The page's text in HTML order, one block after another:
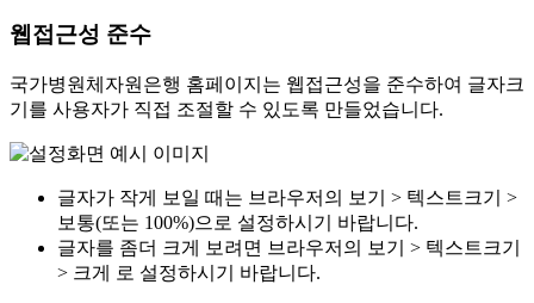
웹접근성 준수
국가병원체자원은행 홈페이지는 웹접근성을 준수하여 글자크
기를 사용자가 직접 조절할 수 있도록 만들었습니다.
글자가 작게 보일 때는 브라우저의 보기 > 텍스트크기 >
보통(또는 100%)으로 설정하시기 바랍니다.
글자를 좀더 크게 보려면 브라우저의 보기 > 텍스트크기
> 크게 로 설정하시기 바랍니다.